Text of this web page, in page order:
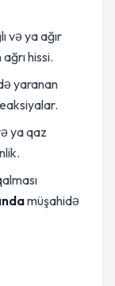
və ya ağır
hissi.
yaranan
ya qaz
müşahidə